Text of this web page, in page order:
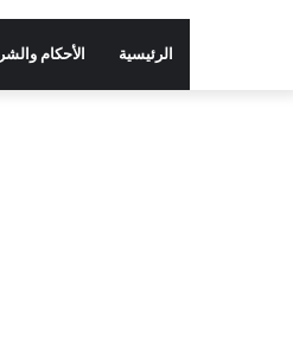
الرئيسية الأحكام